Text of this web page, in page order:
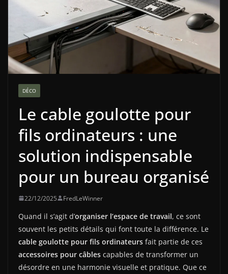
DÉCO
Le cable goulotte pour
fils ordinateurs : une
solution indispensable
pour un bureau organisé
22/12/2025 FredLeWinner
Quand il s’agit d’organiser l’espace de travail, ce sont
souvent les petits détails qui font toute la différence. Le
cable goulotte pour fils ordinateurs fait partie de ces
accessoires pour câbles capables de transformer un
désordre en une harmonie visuelle et pratique. Que ce